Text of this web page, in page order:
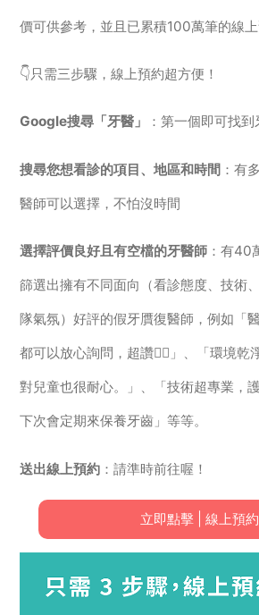
價可供參考，並且已累積100萬筆的線上
👇只需三步驟，線上預約超方便！
Google搜尋「牙醫」 ：第一個即可找
搜尋您想看診的項目、地區和時間 ：有
醫師可以選擇，不怕沒時間
選擇評價良好且有空檔的牙醫師 ：有40
篩選出擁有不同面向（看診態度、技術
隊氣氛）好評的假牙贋復醫師，例如「
都可以放心詢問，超讚👍🏻」、「環境乾
對兒童也很耐心。」、「技術超專業，
下次會定期來保養牙齒」等等。
送出線上預約 ：請準時前往喔！
立即點擊 | 線上預約